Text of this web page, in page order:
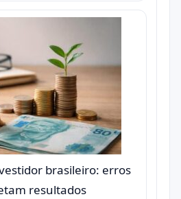
brasileiro: erros
resultados